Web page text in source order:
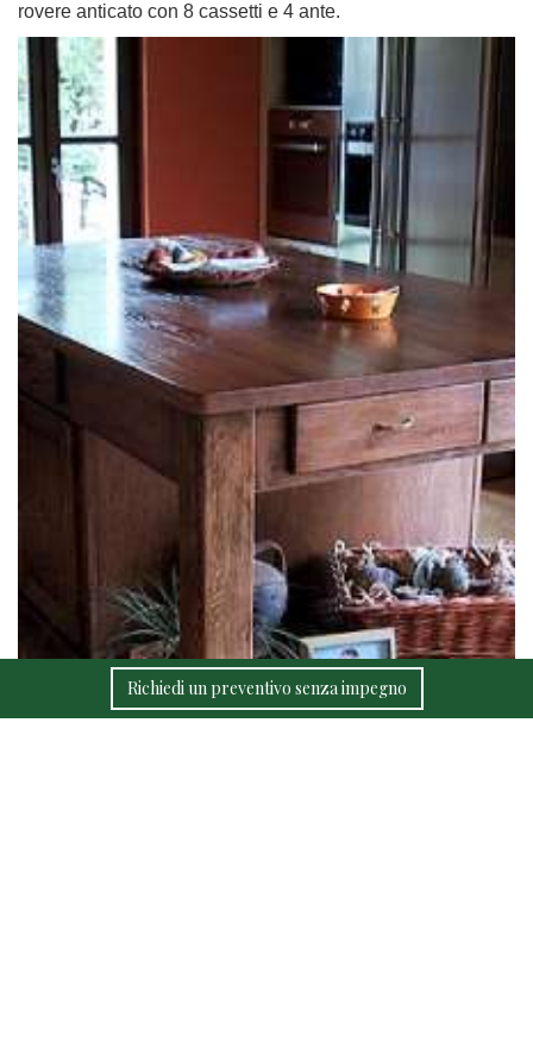
rovere anticato con 8 cassetti e 4 ante.
Richiedi un preventivo senza impegno